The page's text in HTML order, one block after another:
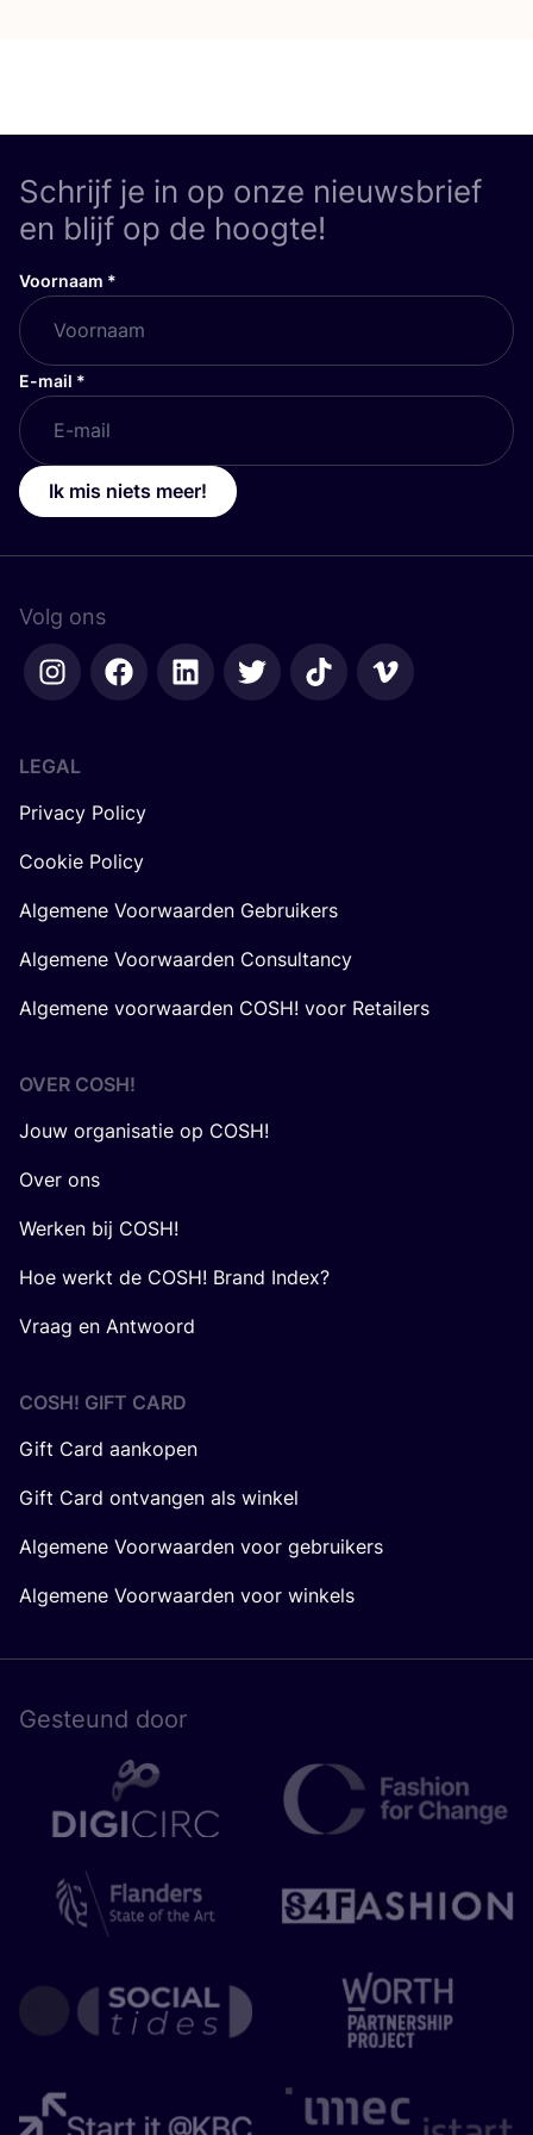
Schrijf je in op onze nieuwsbrief
en blijf op de hoogte!
Voornaam *
E-mail *
Ik mis niets meer!
Volg ons
LEGAL
Privacy Policy
Cookie Policy
Algemene Voorwaarden Gebruikers
Algemene Voorwaarden Consultancy
Algemene voorwaarden COSH! voor Retailers
OVER COSH!
Jouw organisatie op COSH!
Over ons
Werken bij COSH!
Hoe werkt de COSH! Brand Index?
Vraag en Antwoord
COSH! GIFT CARD
Gift Card aankopen
Gift Card ontvangen als winkel
Algemene Voorwaarden voor gebruikers
Algemene Voorwaarden voor winkels
Gesteund door